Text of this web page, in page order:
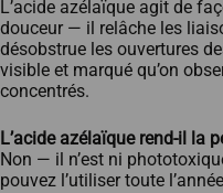
L’acide azélaïque agit de
douceur — il relâche les
désobstrue les ouvertures
visible et marqué qu’on
concentrés.
L’acide azélaïque rend-il la
Non — il n’est ni
pouvez l’utiliser toute